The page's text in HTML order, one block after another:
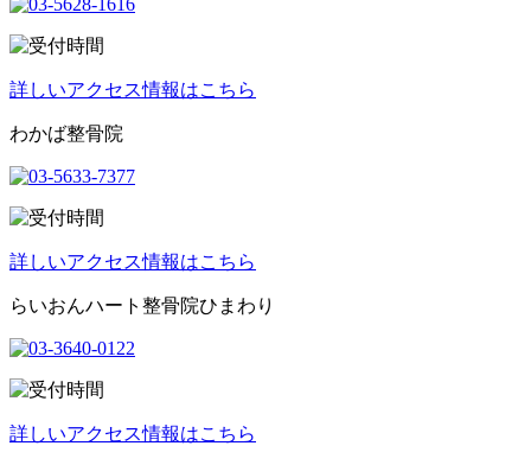
詳しいアクセス情報はこちら
わかば整骨院
詳しいアクセス情報はこちら
らいおんハート整骨院ひまわり
詳しいアクセス情報はこちら